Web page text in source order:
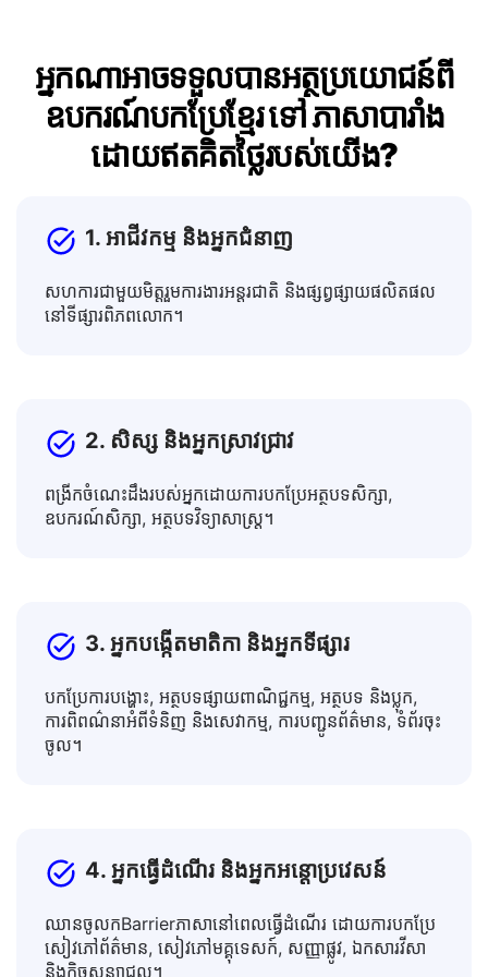
អ្នកណាអាចទទួលបានអត្ថប្រយោជន៍ពី
ឧបករណ៍បកប្រែខ្មែរ ទៅ ភាសា​បារាំង
ដោយឥតគិតថ្លៃរបស់យើង?
1. អាជីវកម្ម និងអ្នកជំនាញ
សហការជាមួយមិត្តរួមការងារអន្តរជាតិ និងផ្សព្វផ្សាយផលិតផល
នៅទីផ្សារពិភពលោក។
2. សិស្ស និងអ្នកស្រាវជ្រាវ
ពង្រីកចំណេះដឹងរបស់អ្នកដោយការបកប្រែអត្ថបទសិក្សា,
ឧបករណ៍សិក្សា, អត្ថបទវិទ្យាសាស្ត្រ។
3. អ្នកបង្កើតមាតិកា និងអ្នកទីផ្សារ
បកប្រែការបង្ហោះ, អត្ថបទផ្សាយពាណិជ្ជកម្ម, អត្ថបទ និងប្លុក,
ការពិពណ៌នាអំពីទំនិញ និងសេវាកម្ម, ការបញ្ជូនព័ត៌មាន, ទំព័រចុះ
ចូល។
4. អ្នកធ្វើដំណើរ និងអ្នកអន្តោប្រវេសន៍
ឈានចូលកBarrierភាសានៅពេលធ្វើដំណើរ ដោយការបកប្រែ
សៀវភៅព័ត៌មាន, សៀវភៅមគ្គុទេសក៍, សញ្ញាផ្លូវ, ឯកសារវីសា
និងកិច្ចសន្យាជួល។